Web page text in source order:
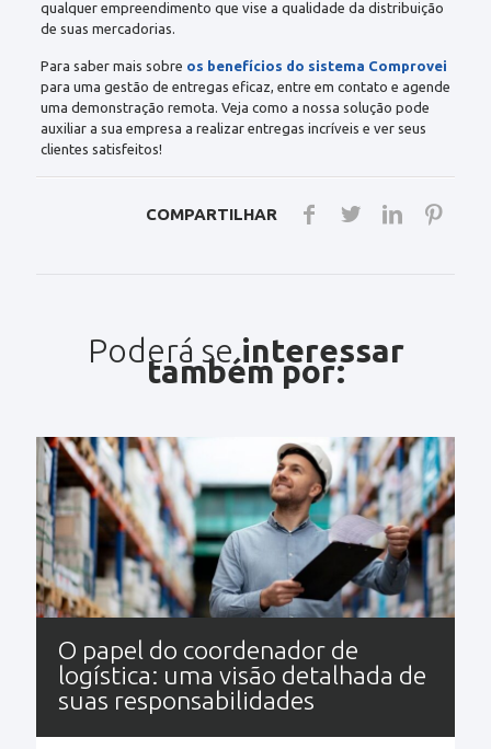
qualquer empreendimento que vise a qualidade da distribuição
de suas mercadorias.
Para saber mais sobre os benefícios do sistema Comprovei
para uma gestão de entregas eficaz, entre em contato e agende
uma demonstração remota. Veja como a nossa solução pode
auxiliar a sua empresa a realizar entregas incríveis e ver seus
clientes satisfeitos!
COMPARTILHAR
Poderá seinteressar
também por:
O papel do coordenador de
logística: uma visão detalhada de
suas responsabilidades